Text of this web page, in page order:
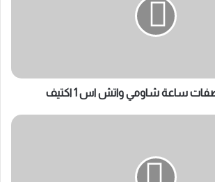
ساعة شاومي واتش اس 1 اكتيف